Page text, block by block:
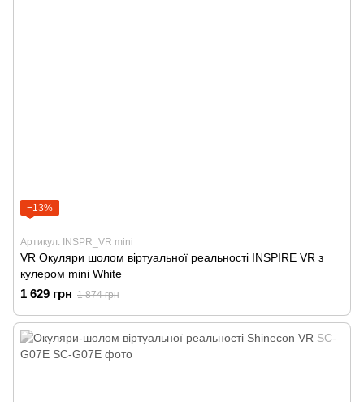
−13%
Артикул: INSPR_VR mini
VR Окуляри шолом віртуальної реальності INSPIRE VR з
кулером mini White
1 629 грн 1 874 грн